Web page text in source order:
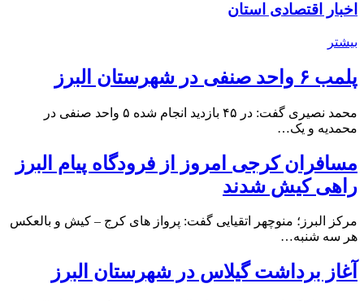
اخبار اقتصادی استان
بیشتر
پلمب ۶ واحد صنفی در شهرستان البرز
محمد نصیری گفت: در ۴۵ بازدید انجام شده ۵ واحد صنفی در
محمدیه و یک…
مسافران کرجی امروز از فرودگاه پیام البرز
راهی کیش شدند
مرکز البرز؛ منوچهر اتقیایی گفت: پرواز های کرج – کیش و بالعکس
هر سه شنبه…
آغاز برداشت گیلاس در شهرستان البرز